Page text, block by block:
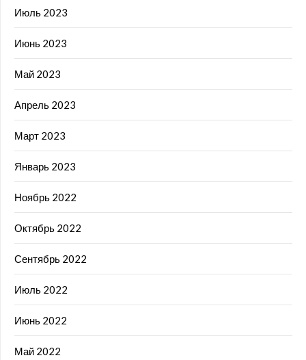
Июль 2023
Июнь 2023
Май 2023
Апрель 2023
Март 2023
Январь 2023
Ноябрь 2022
Октябрь 2022
Сентябрь 2022
Июль 2022
Июнь 2022
Май 2022